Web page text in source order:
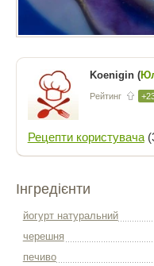
Koenigin (
Рейтинг
Рецепти користувача
Інгредієнти
йогурт натуральний
черешня
печиво